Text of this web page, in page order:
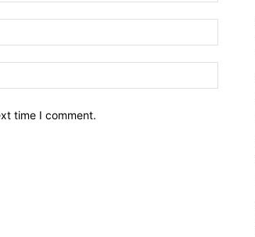
time I comment.